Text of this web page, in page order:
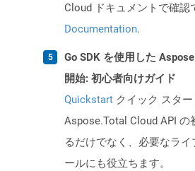
Cloud ドキュメントで確認
Documentation.
Go SDK を使用した
開始: 初心者向けガイド
Quickstart クイック スター
Aspose.Total Cloud API の
るだけでなく、必要なライ
ールにも役立ちます。